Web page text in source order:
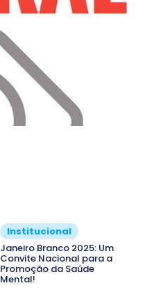
Institucional
Janeiro Branco 2025: Um
Convite Nacional para a
Promoção da Saúde
Mental!